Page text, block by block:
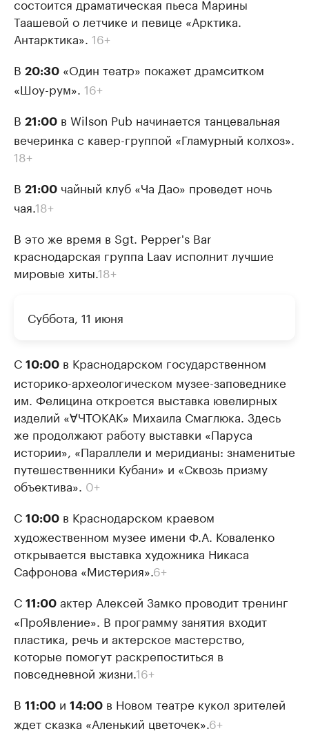
состоится драматическая пьеса Марины
Таашевой о летчике и певице «Арктика.
Антарктика». 16+
В 20:30 «Один театр» покажет драмситком
«Шоу-рум». 16+
В 21:00 в Wilson Pub начинается танцевальная
вечеринка с кавер-группой «Гламурный колхоз».
18+
В 21:00 чайный клуб «Ча Дао» проведет ночь
чая.18+
В это же время в Sgt. Pepper's Bar
краснодарская группа Laav исполнит лучшие
мировые хиты.18+
Суббота, 11 июня
С 10:00 в Краснодарском государственном
историко-археологическом музее-заповеднике
им. Фелицина откроется выставка ювелирных
изделий «∀ЧТОКАК» Михаила Смаглюка. Здесь
же продолжают работу выставки «Паруса
истории», «Параллели и меридианы: знаменитые
путешественники Кубани» и «Сквозь призму
объектива». 0+
С 10:00 в Краснодарском краевом
художественном музее имени Ф.А. Коваленко
открывается выставка художника Никаса
Сафронова «Мистерия».6+
С 11:00 актер Алексей Замко проводит тренинг
«ПроЯвление». В программу занятия входит
пластика, речь и актерское мастерство,
которые помогут раскрепоститься в
повседневной жизни.16+
В 11:00 и 14:00 в Новом театре кукол зрителей
ждет сказка «Аленький цветочек».6+